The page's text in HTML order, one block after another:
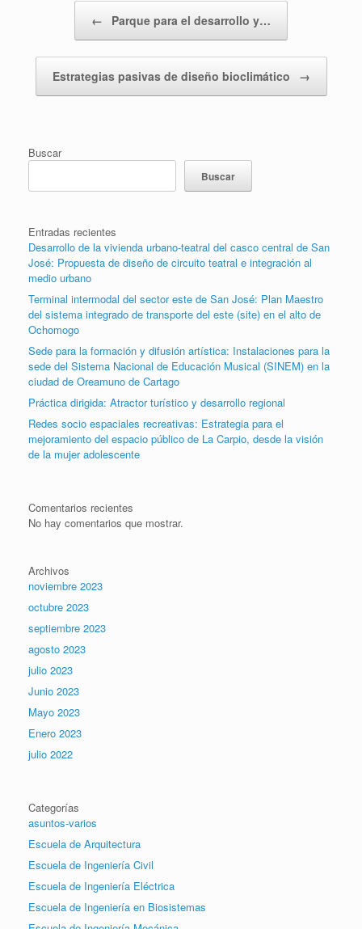
← Parque para el desarrollo y…
Estrategias pasivas de diseño bioclimático →
Buscar
Buscar
Entradas recientes
Desarrollo de la vivienda urbano-teatral del casco central de San
José: Propuesta de diseño de circuito teatral e integración al
medio urbano
Terminal intermodal del sector este de San José: Plan Maestro
del sistema integrado de transporte del este (site) en el alto de
Ochomogo
Sede para la formación y difusión artística: Instalaciones para la
sede del Sistema Nacional de Educación Musical (SINEM) en la
ciudad de Oreamuno de Cartago
Práctica dirigida: Atractor turístico y desarrollo regional
Redes socio espaciales recreativas: Estrategia para el
mejoramiento del espacio público de La Carpio, desde la visión
de la mujer adolescente
Comentarios recientes
No hay comentarios que mostrar.
Archivos
noviembre 2023
octubre 2023
septiembre 2023
agosto 2023
julio 2023
Junio 2023
Mayo 2023
Enero 2023
julio 2022
Categorías
asuntos-varios
Escuela de Arquitectura
Escuela de Ingeniería Civil
Escuela de Ingeniería Eléctrica
Escuela de Ingeniería en Biosistemas